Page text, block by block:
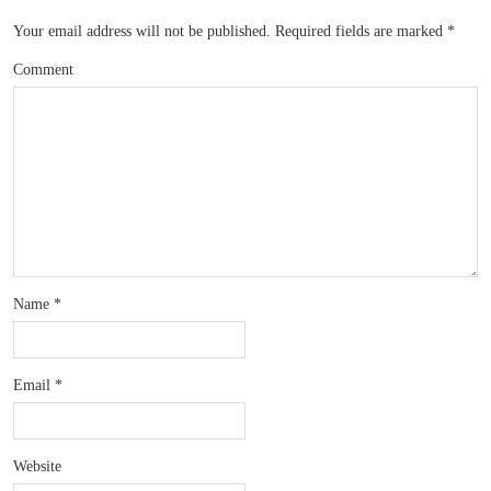
Your email address will not be published. Required fields are marked *
Comment
Name *
Email *
Website